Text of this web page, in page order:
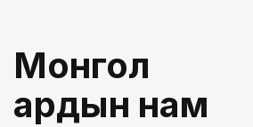
Монгол
ардын нам